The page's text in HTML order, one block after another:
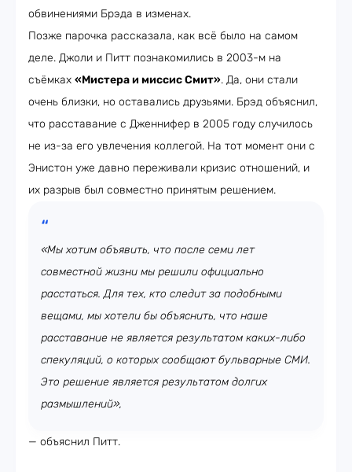
обвинениями Брэда в изменах.
Позже парочка рассказала, как всё было на самом
деле. Джоли и Питт познакомились в 2003-м на
съёмках «Мистера и миссис Смит». Да, они стали
очень близки, но оставались друзьями. Брэд объяснил,
что расставание с Дженнифер в 2005 году случилось
не из-за его увлечения коллегой. На тот момент они с
Энистон уже давно переживали кризис отношений, и
их разрыв был совместно принятым решением.
«Мы хотим объявить, что после семи лет
совместной жизни мы решили официально
расстаться. Для тех, кто следит за подобными
вещами, мы хотели бы объяснить, что наше
расставание не является результатом каких-либо
спекуляций, о которых сообщают бульварные СМИ.
Это решение является результатом долгих
размышлений»,
— объяснил Питт.